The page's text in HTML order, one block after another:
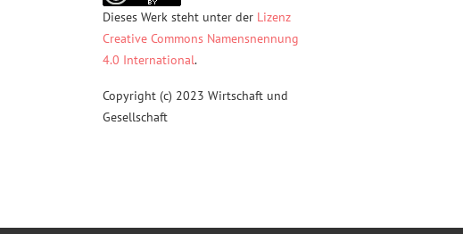
Dieses Werk steht unter der Lizenz
Creative Commons Namensnennung
4.0 International.
Copyright (c) 2023 Wirtschaft und
Gesellschaft